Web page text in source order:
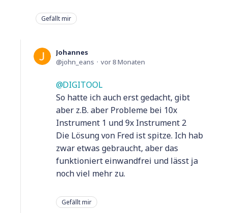
Gefällt mir
Johannes
john_eans
vor 8 Monaten
DIGITOOL
So hatte ich auch erst gedacht, gibt
aber z.B. aber Probleme bei 10x
Instrument 1 und 9x Instrument 2
Die Lösung von Fred ist spitze. Ich hab
zwar etwas gebraucht, aber das
funktioniert einwandfrei und lässt ja
noch viel mehr zu.
Gefällt mir